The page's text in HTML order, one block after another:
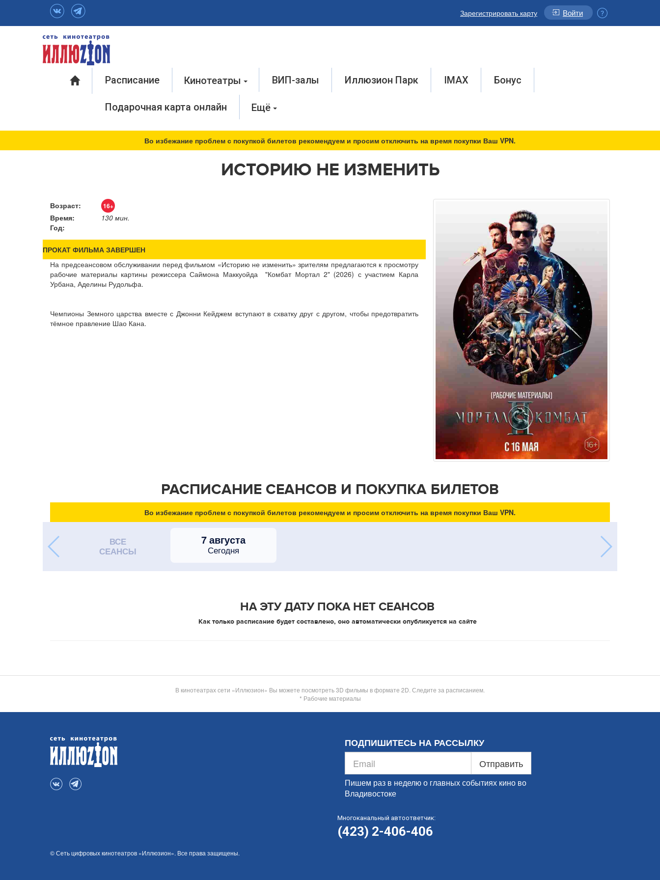
Зарегистрировать карту Войти
Расписание Кинотеатры ВИП-залы Иллюзион Парк IMAX Бонус
Подарочная карта онлайн Ещё
Во избежание проблем с покупкой билетов рекомендуем и просим отключить на время покупки Ваш VPN.
ИСТОРИЮ НЕ ИЗМЕНИТЬ
Возраст: 16+
Время:
130 мин.
Год:
ПРОКАТ ФИЛЬМА ЗАВЕРШЕН
На предсеансовом обслуживании перед фильмом «Историю не изменить» зрителям предлагаются к просмотру
рабочие материалы картины режиссера Саймона Маккуойда "Комбат Мортал 2" (2026) с участием Карла
Урбана, Аделины Рудольфа.
Чемпионы Земного царства вместе с Джонни Кейджем вступают в схватку друг с другом, чтобы предотвратить
тёмное правление Шао Кана.
РАСПИСАНИЕ СЕАНСОВ И ПОКУПКА БИЛЕТОВ
Во избежание проблем с покупкой билетов рекомендуем и просим отключить на время покупки Ваш VPN.
ВСЕ
СЕАНСЫ
7 августа
Сегодня
НА ЭТУ ДАТУ ПОКА НЕТ СЕАНСОВ
Как только расписание будет составлено, оно автоматически опубликуется на сайте
В кинотеатрах сети «Иллюзион» Вы можете посмотреть 3D фильмы в формате 2D. Следите за расписанием.
* Рабочие материалы
ПОДПИШИТЕСЬ НА РАССЫЛКУ
Отправить
Пишем раз в неделю о главных событиях кино во
Владивостоке
Многоканальный автоответчик:
(423) 2-406-406
© Сеть цифровых кинотеатров «Иллюзион». Все права защищены.